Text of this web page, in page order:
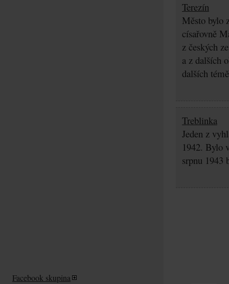
Terezín
Město bylo
císařovně
z českých
a z dalších
dalších
Treblinka
Jeden z
1942. Bylo
srpnu 1943
Facebook skupina